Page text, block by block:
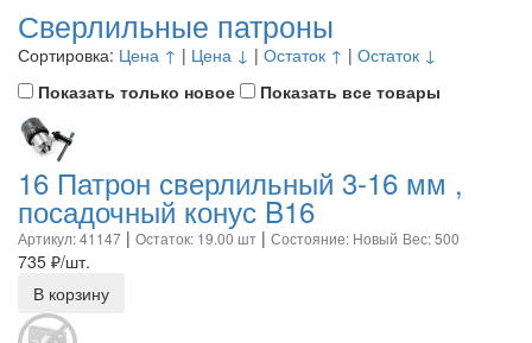
Сверлильные патроны
Сортировка: Цена ↑ | Цена ↓ | Остаток ↑ | Остаток ↓
Показать только новое
Показать все товары
16 Патрон сверлильный 3-16 мм ,
посадочный конус B16
Артикул: 41147 | Остаток: 19.00 шт | Состояние: Новый Вес: 500
735 ₽/шт.
В корзину